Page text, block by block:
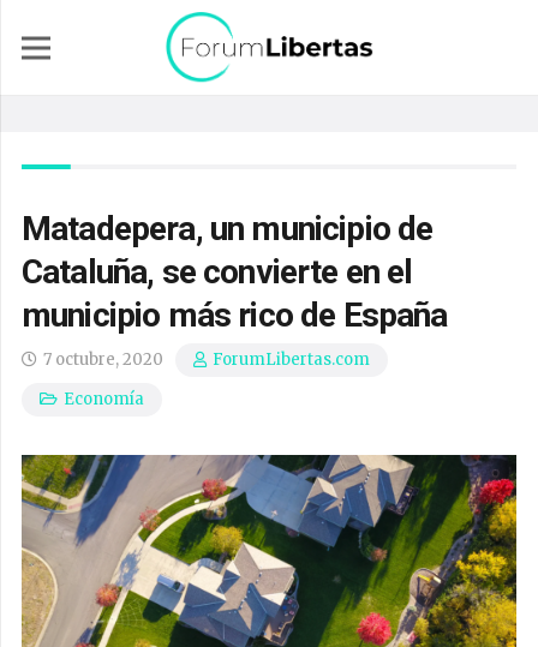
Matadepera, un municipio de
Cataluña, se convierte en el
municipio más rico de España
7 octubre, 2020
ForumLibertas.com
Economía